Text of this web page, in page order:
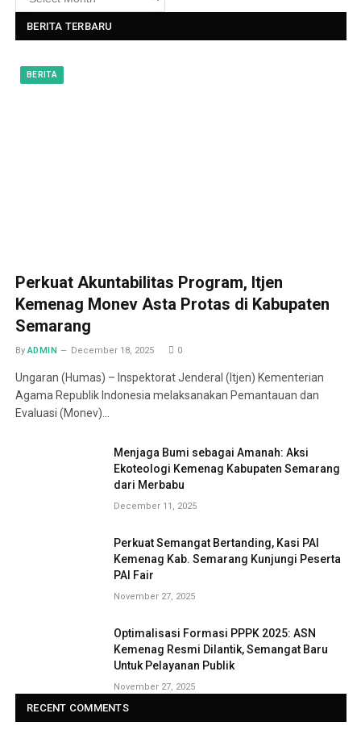
BERITA TERBARU
BERITA
Perkuat Akuntabilitas Program, Itjen
Kemenag Monev Asta Protas di Kabupaten
Semarang
By ADMIN December 18, 2025 0
Ungaran (Humas) – Inspektorat Jenderal (Itjen) Kementerian
Agama Republik Indonesia melaksanakan Pemantauan dan
Evaluasi (Monev)…
Menjaga Bumi sebagai Amanah: Aksi
Ekoteologi Kemenag Kabupaten Semarang
dari Merbabu
December 11, 2025
Perkuat Semangat Bertanding, Kasi PAI
Kemenag Kab. Semarang Kunjungi Peserta
PAI Fair
November 27, 2025
Optimalisasi Formasi PPPK 2025: ASN
Kemenag Resmi Dilantik, Semangat Baru
Untuk Pelayanan Publik
November 27, 2025
RECENT COMMENTS